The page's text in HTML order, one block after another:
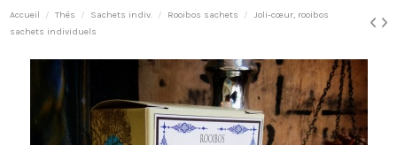
Accueil Thés Sachets indiv. Rooibos sachets
Joli-cœur, rooibos
sachets individuels